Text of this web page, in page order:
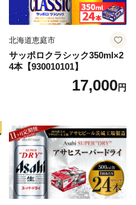
北海道恵庭市
サッポロクラシック350ml×2
4本【930010101】
17,000円